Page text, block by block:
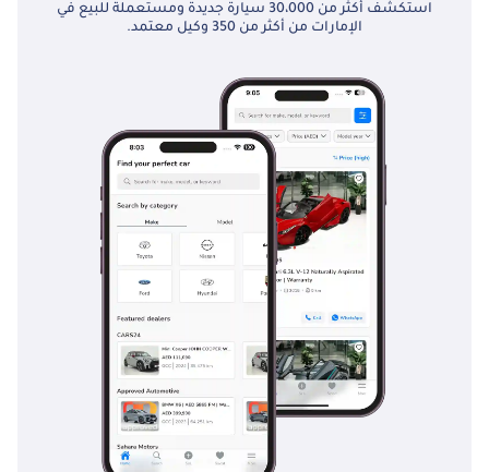
استكشف أكثر من 30،000 سيارة جديدة ومستعملة للبيع في
الإمارات من أكثر من 350 وكيل معتمد.